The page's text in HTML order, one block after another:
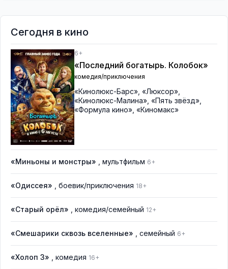
Сегодня в кино
6+
«Последний богатырь. Колобок»
комедия/приключения
«Кинолюкс-Барс» «Люксор»
«Кинолюкс-Малина» «Пять звёзд»
«Формула кино» «Киномакс»
«Миньоны и монстры» , мультфильм 6+
«Одиссея» , боевик/приключения 18+
«Старый орёл» , комедия/семейный 12+
«Смешарики сквозь вселенные» , семейный 6+
«Холоп 3» , комедия 16+